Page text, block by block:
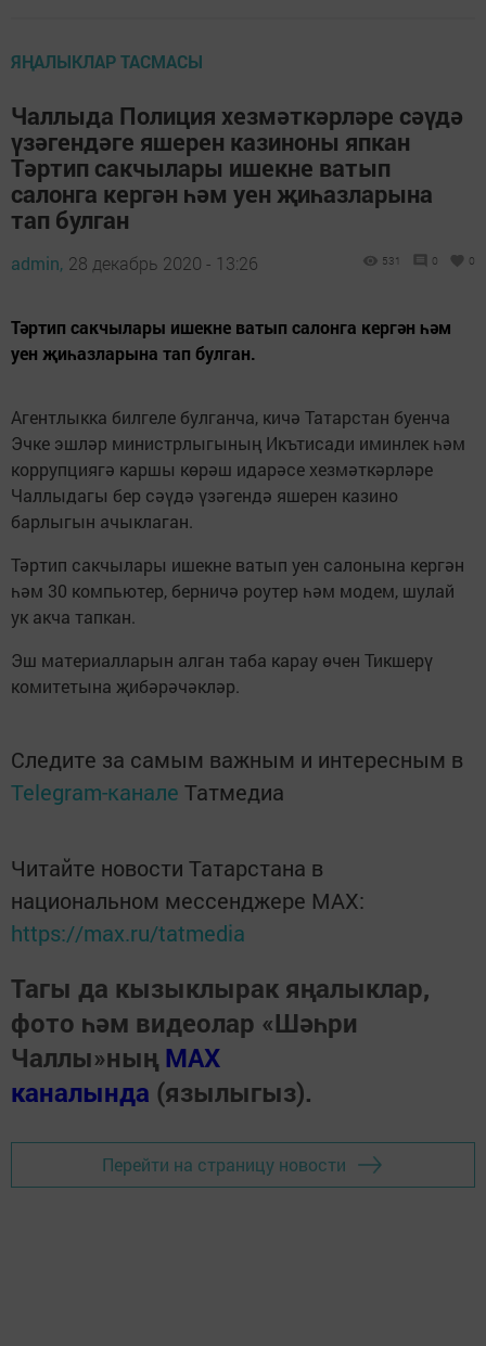
ЯҢАЛЫКЛАР ТАСМАСЫ
Чаллыда Полиция хезмәткәрләре сәүдә
үзәгендәге яшерен казиноны япкан
Тәртип сакчылары ишекне ватып
салонга кергән һәм уен җиһазларына
тап булган
admin, 28 декабрь 2020 - 13:26 531 0 0
Тәртип сакчылары ишекне ватып салонга кергән һәм
уен җиһазларына тап булган.
Агентлыкка билгеле булганча, кичә Татарстан буенча
Эчке эшләр министрлыгының Икътисади иминлек һәм
коррупциягә каршы көрәш идарәсе хезмәткәрләре
Чаллыдагы бер сәүдә үзәгендә яшерен казино
барлыгын ачыклаган.
Тәртип сакчылары ишекне ватып уен салонына кергән
һәм 30 компьютер, берничә роутер һәм модем, шулай
ук акча тапкан.
Эш материалларын алган таба карау өчен Тикшерү
комитетына җибәрәчәкләр.
Следите за самым важным и интересным в
Telegram-канале Татмедиа
Читайте новости Татарстана в
национальном мессенджере MАХ:
https://max.ru/tatmedia
Тагы да кызыклырак яңалыклар,
фото һәм видеолар «Шәһри
Чаллы»ның MAX
каналында (язылыгыз).
Перейти на страницу новости